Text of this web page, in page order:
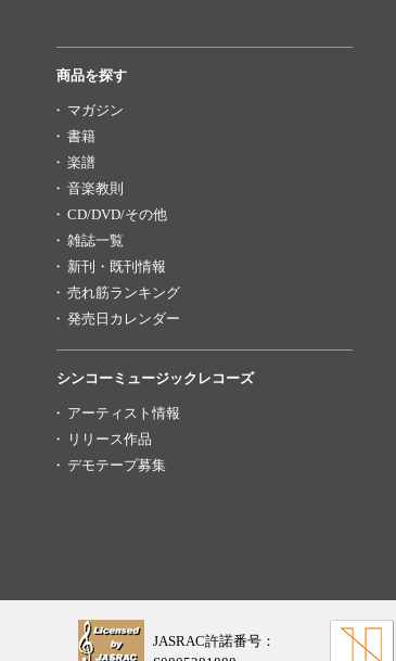
商品を探す
マガジン
書籍
楽譜
音楽教則
CD/DVD/その他
雑誌一覧
新刊・既刊情報
売れ筋ランキング
発売日カレンダー
シンコーミュージックレコーズ
アーティスト情報
リリース作品
デモテープ募集
JASRAC許諾番号：